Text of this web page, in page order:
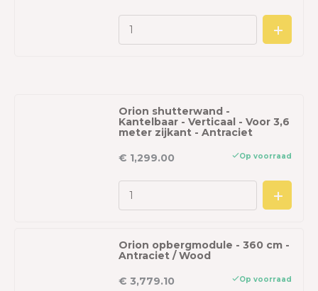
Orion shutterwand -
Kantelbaar - Verticaal - Voor 3,6
meter zijkant - Antraciet
€ 1,299.00
Op voorraad
Orion opbergmodule - 360 cm -
Antraciet / Wood
€ 3,779.10
Op voorraad